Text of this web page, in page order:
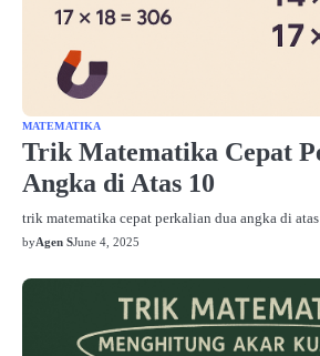
MATEMATIKA
Trik Matematika Cepat
Angka di Atas 10
trik matematika cepat perkalian dua angka di
byAgen SJune 4, 2025